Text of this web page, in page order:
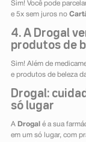
Sim! Você pode
e 5x sem juros no
4. A Drogal
produtos de
Sim! Além de
e produtos de beleza
Drogal:
só lugar
A Drogal é a sua
em um só lugar, com